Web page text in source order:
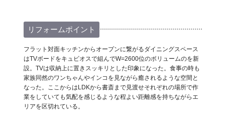
リフォームポイント
フラット対面キッチンからオープンに繋がるダイニングスペース
はTVボードをキュビオスで組んでW=2600位のボリュームのを新
設。TVは収納上に置きスッキリとした印象になった。食事の時も
家族同然のワンちゃんやインコを見ながら癒されるような空間と
なった。ここからはLDKから書斎まで見渡せそれぞれの場所で作
業をしていても気配を感じるような程よい距離感を持ちながらエ
リアを区切れている。